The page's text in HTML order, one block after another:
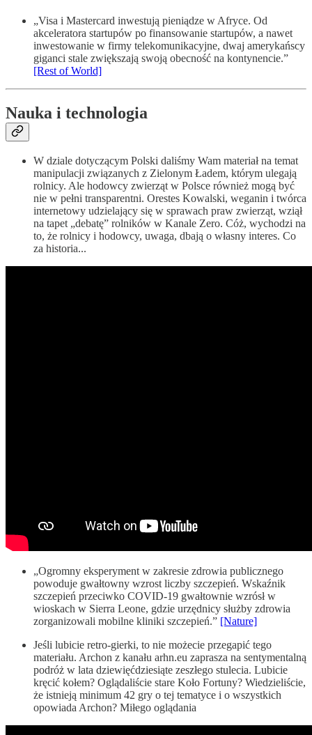
„Visa i Mastercard inwestują pieniądze w Afryce. Od
akceleratora startupów po finansowanie startupów, a nawet
inwestowanie w firmy telekomunikacyjne, dwaj amerykańscy
giganci stale zwiększają swoją obecność na kontynencie.”
[Rest of World]
Nauka i technologia
W dziale dotyczącym Polski daliśmy Wam materiał na temat
manipulacji związanych z Zielonym Ładem, którym ulegają
rolnicy. Ale hodowcy zwierząt w Polsce również mogą być
nie w pełni transparentni. Orestes Kowalski, weganin i twórca
internetowy udzielający się w sprawach praw zwierząt, wziął
na tapet „debatę” rolników w Kanale Zero. Cóż, wychodzi na
to, że rolnicy i hodowcy, uwaga, dbają o własny interes. Co
za historia...
„Ogromny eksperyment w zakresie zdrowia publicznego
powoduje gwałtowny wzrost liczby szczepień. Wskaźnik
szczepień przeciwko COVID-19 gwałtownie wzrósł w
wioskach w Sierra Leone, gdzie urzędnicy służby zdrowia
zorganizowali mobilne kliniki szczepień.” [Nature]
Jeśli lubicie retro-gierki, to nie możecie przegapić tego
materiału. Archon z kanału arhn.eu zaprasza na sentymentalną
podróż w lata dziewięćdziesiąte zeszłego stulecia. Lubicie
kręcić kołem? Oglądaliście stare Koło Fortuny? Wiedzieliście,
że istnieją minimum 42 gry o tej tematyce i o wszystkich
opowiada Archon? Miłego oglądania